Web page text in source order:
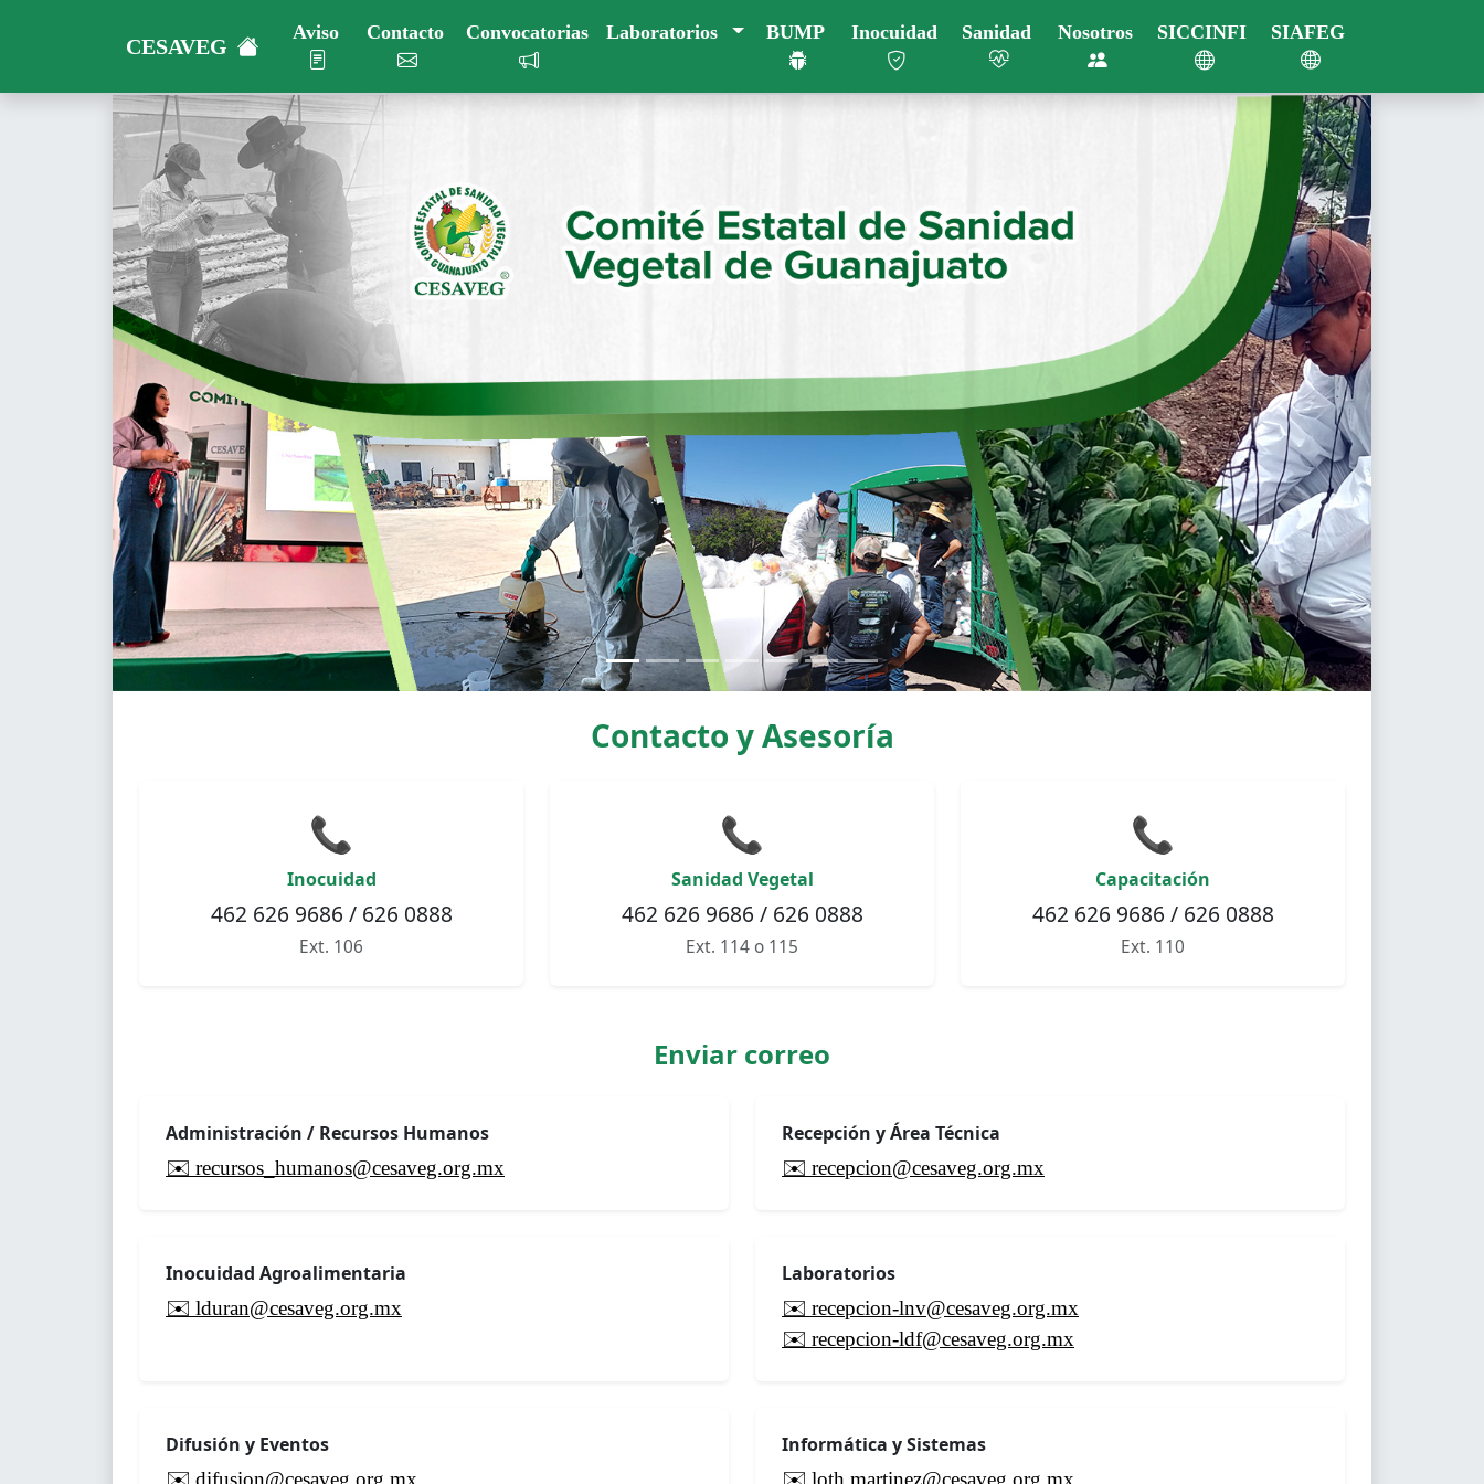
CESAVEG
Aviso Contacto Convocatorias Laboratorios BUMP Inocuidad Sanidad Nosotros SICCINFI SIAFEG
Previous Next
Contacto y Asesoría
📞
Inocuidad
462 626 9686 / 626 0888
Ext. 106
📞
Sanidad Vegetal
462 626 9686 / 626 0888
Ext. 114 o 115
📞
Capacitación
462 626 9686 / 626 0888
Ext. 110
Enviar correo
Administración / Recursos Humanos
✉️ recursos_humanos@cesaveg.org.mx
Recepción y Área Técnica
✉️ recepcion@cesaveg.org.mx
Inocuidad Agroalimentaria
✉️ lduran@cesaveg.org.mx
Laboratorios
✉️ recepcion-lnv@cesaveg.org.mx
✉️ recepcion-ldf@cesaveg.org.mx
Difusión y Eventos
✉️ difusion@cesaveg.org.mx
Informática y Sistemas
✉️ loth.martinez@cesaveg.org.mx